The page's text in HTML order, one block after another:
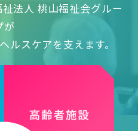
法人 桃山福祉会グルー
が
ルスケアを支えます。